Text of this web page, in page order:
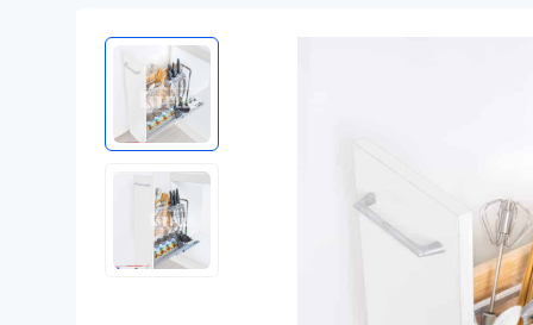
Bếp / bếp từ / bếp
gas...
Máy hút mùi
Chậu vòi rửa chén
Lò nướng / lò vi
Bếp / bếp
Bếp hồng ngoại
Bếp hồng ngoại
Bếp hồng ngoại